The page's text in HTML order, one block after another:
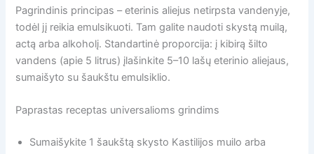
Pagrindinis principas – eterinis aliejus netirpsta vandenyje,
todėl jį reikia emulsikuoti. Tam galite naudoti skystą muilą,
actą arba alkoholį. Standartinė proporcija: į kibirą šilto
vandens (apie 5 litrus) įlašinkite 5–10 lašų eterinio aliejaus,
sumaišyto su šaukštu emulsiklio.
Paprastas receptas universalioms grindims
Sumaišykite 1 šaukštą skysto Kastilijos muilo arba